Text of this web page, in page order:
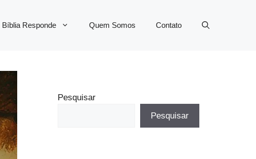
Bíblia Responde Quem Somos Contato
Pesquisar
Pesquisar